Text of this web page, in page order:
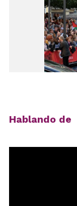
Hablando de